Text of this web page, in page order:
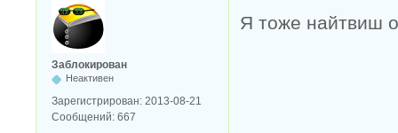
Заблокирован
Неактивен
Зарегистрирован: 2013-08-21
Сообщений: 667
Я тоже найтвиш